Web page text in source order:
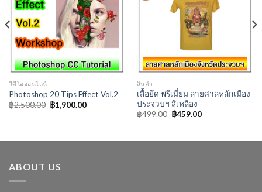
วีดีโอออนไลน์
Photoshop 20 Tips Effect Vol.2
฿2,500.00 Original
price
฿1,900.00Current
สินค้า
เสื้อยึด พรีเมี่ยม ลายศาลหลักเมือง
ประจวบฯ สีเหลือง
฿499.00 Original
price
฿459.00Current
ABOUT US